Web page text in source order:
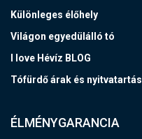
Különleges élőhely
Világon egyedülálló tó
I love Hévíz BLOG
Tófürdő árak és nyitvatartás
ÉLMÉNYGARANCIA